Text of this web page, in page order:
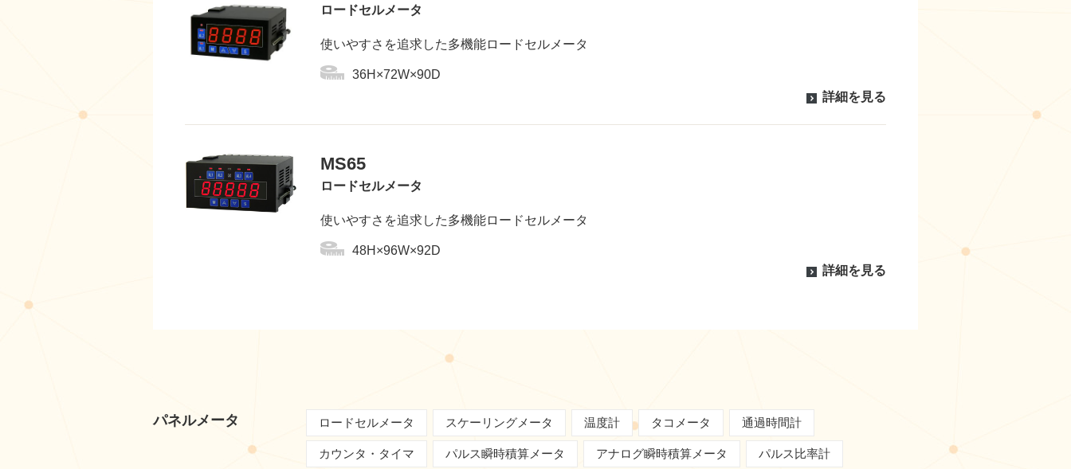
ロードセルメータ
使いやすさを追求した多機能ロードセルメータ
36H×72W×90D
詳細を見る
MS65
ロードセルメータ
使いやすさを追求した多機能ロードセルメータ
48H×96W×92D
詳細を見る
パネルメータ ロードセルメータ スケーリングメータ 温度計 タコメータ 通過時間計
カウンタ・タイマ パルス瞬時積算メータ アナログ瞬時積算メータ パルス比率計